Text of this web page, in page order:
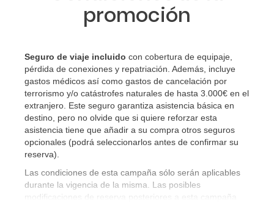
generar una anulación o modificación del viaje?
¿Con cuánta antelación tengo que estar en el
aeropuerto?
RESERVAR ¿Cómo puedo reservar un viaje de
paquete vacacional en la página web?
quedado de pendiente de confirmación ¿Cómo
sabré si se confirma el viaje?
promoción
Seguro de viaje incluido con cobertura de equipaje,
pérdida de conexiones y repatriación. Además, incluye
gastos médicos así como gastos de cancelación por
terrorismo y/o catástrofes naturales de hasta 3.000€ en el
extranjero. Este seguro garantiza asistencia básica en
destino, pero no olvide que si quiere reforzar esta
asistencia tiene que añadir a su compra otros seguros
opcionales (podrá seleccionarlos antes de confirmar su
reserva).
Las condiciones de esta campaña sólo serán aplicables
durante la vigencia de la misma. Las posibles
modificaciones de reserva posteriores a esta campaña